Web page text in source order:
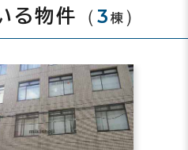
る物件 （3 棟 ）